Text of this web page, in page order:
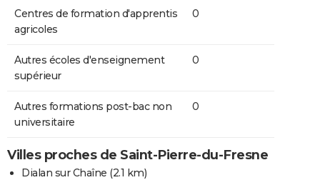
Centres de formation d'apprentis
agricoles
0
Autres écoles d'enseignement
supérieur
0
Autres formations post-bac non
universitaire
0
Villes proches de Saint-Pierre-du-Fresne
Dialan sur Chaîne (2.1 km)